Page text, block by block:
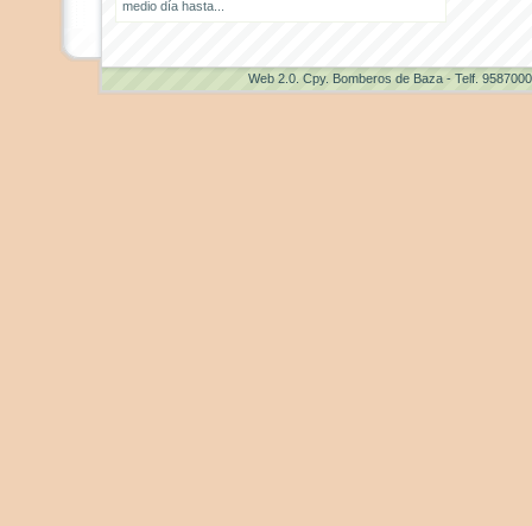
medio día hasta...
Web 2.0 . Cpy. Bomberos de Baza - Telf.